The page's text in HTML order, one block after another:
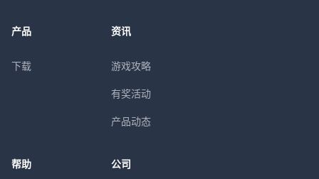
产品
下载
资讯
游戏攻略
有奖活动
产品动态
帮助 公司